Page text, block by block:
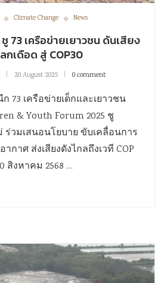
Climate Change News
ชู 73 เครือข่ายเยาวชน ดันเสียง
กเดือด สู่ COP30
20 August 2025 0 comment
73 เครือข่ายเด็กและเยาวชน
& Youth Forum 2025 ชู
วมเสนอนโยบาย ขับเคลื่อนการ
าศ ส่งเสียงดังไกลถึงเวที COP
สิงหาคม 2568 …